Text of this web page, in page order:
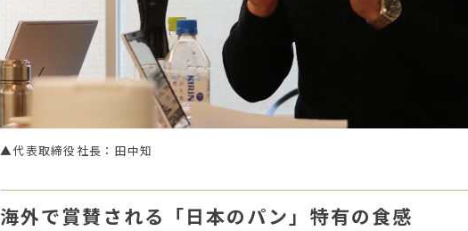
▲代表取締役社長：田中知
海外で賞賛される「日本のパン」特有の食感